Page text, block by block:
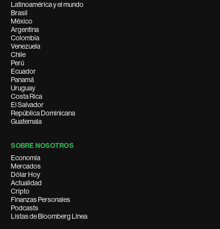
Latinoamérica y el mundo
Brasil
México
Argentina
Colombia
Venezuela
Chile
Perú
Ecuador
Panamá
Uruguay
Costa Rica
El Salvador
República Dominicana
Guatemala
SOBRE NOSOTROS
Economía
Mercados
Dólar Hoy
Actualidad
Cripto
Finanzas Personales
Podcasts
Listas de Bloomberg Línea